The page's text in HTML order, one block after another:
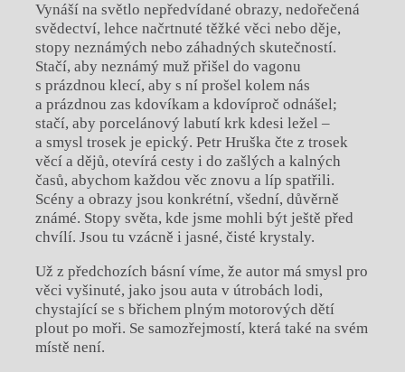
Vynáší na světlo nepředvídané obrazy, nedořečená
svědectví, lehce načrtnuté těžké věci nebo děje,
stopy neznámých nebo záhadných skutečností.
Stačí, aby neznámý muž přišel do vagonu
s prázdnou klecí, aby s ní prošel kolem nás
a prázdnou zas kdovíkam a kdovíproč odnášel;
stačí, aby porcelánový labutí krk kdesi ležel –
a smysl trosek je epický. Petr Hruška čte z trosek
věcí a dějů, otevírá cesty i do zašlých a kalných
časů, abychom každou věc znovu a líp spatřili.
Scény a obrazy jsou konkrétní, všední, důvěrně
známé. Stopy světa, kde jsme mohli být ještě před
chvílí. Jsou tu vzácně i jasné, čisté krystaly.
Už z předchozích básní víme, že autor má smysl pro
věci vyšinuté, jako jsou auta v útrobách lodi,
chystající se s břichem plným motorových dětí
plout po moři. Se samozřejmostí, která také na svém
místě není.